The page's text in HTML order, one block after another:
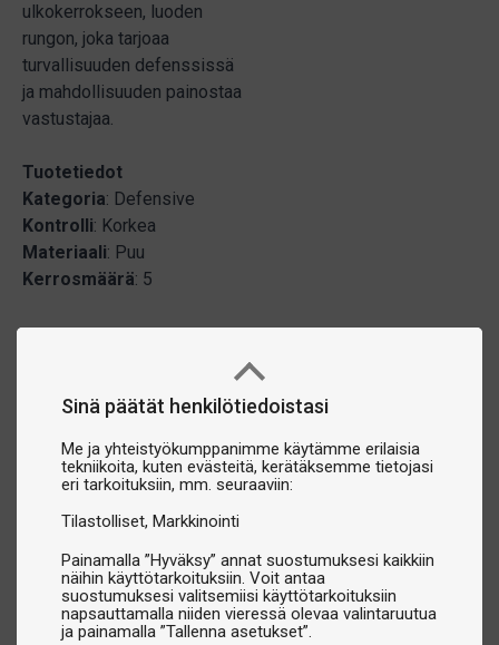
Sinä päätät henkilötiedoistasi
Me ja yhteistyökumppanimme käytämme erilaisia
tekniikoita, kuten evästeitä, kerätäksemme tietojasi
eri tarkoituksiin, mm. seuraaviin:
Tilastolliset Markkinointi
Painamalla ”Hyväksy” annat suostumuksesi kaikkiin
näihin käyttötarkoituksiin. Voit antaa
suostumuksesi valitsemiisi käyttötarkoituksiin
napsauttamalla niiden vieressä olevaa valintaruutua
ja painamalla ”Tallenna asetukset”.
ulkokerrokseen, luoden
rungon, joka tarjoaa
turvallisuuden defenssissä
ja mahdollisuuden painostaa
vastustajaa.
Tuotetiedot
Kategoria: Defensive
Kontrolli: Korkea
Materiaali: Puu
Kerrosmäärä: 5